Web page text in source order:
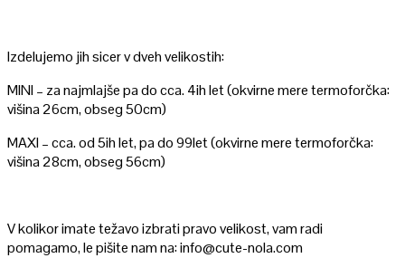
Izdelujemo jih sicer v dveh velikostih:
MINI – za najmlajše pa do cca. 4ih let (okvirne mere termoforčka:
višina 26cm, obseg 50cm)
MAXI – cca. od 5ih let, pa do 99let (okvirne mere termoforčka:
višina 28cm, obseg 56cm)
V kolikor imate težavo izbrati pravo velikost, vam radi
pomagamo, le pišite nam na: info@cute-nola.com